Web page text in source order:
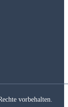
vorbehalten.